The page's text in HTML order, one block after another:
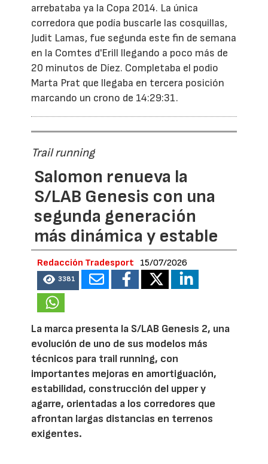
arrebataba ya la Copa 2014. La única
corredora que podía buscarle las cosquillas,
Judit Lamas, fue segunda este fin de semana
en la Comtes d'Erill llegando a poco más de
20 minutos de Díez. Completaba el podio
Marta Prat que llegaba en tercera posición
marcando un crono de 14:29:31.
Trail running
Salomon renueva la
S/LAB Genesis con una
segunda generación
más dinámica y estable
Redacción Tradesport 15/07/2026
3381
La marca presenta la S/LAB Genesis 2, una
evolución de uno de sus modelos más
técnicos para trail running, con
importantes mejoras en amortiguación,
estabilidad, construcción del upper y
agarre, orientadas a los corredores que
afrontan largas distancias en terrenos
exigentes.